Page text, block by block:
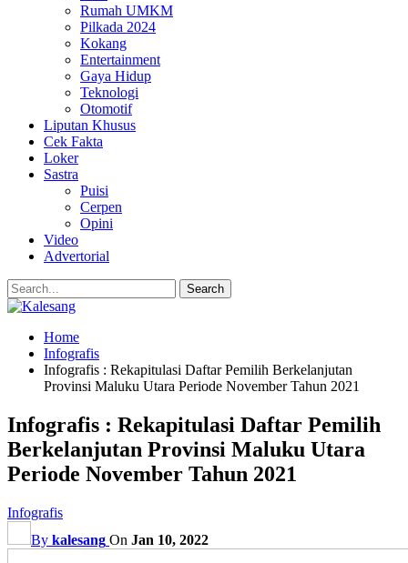
Rumah UMKM
Pilkada 2024
Kokang
Entertainment
Gaya Hidup
Teknologi
Otomotif
Liputan Khusus
Cek Fakta
Loker
Sastra
Puisi
Cerpen
Opini
Video
Advertorial
Home
Infografis
Infografis : Rekapitulasi Daftar Pemilih Berkelanjutan
Provinsi Maluku Utara Periode November Tahun 2021
Infografis : Rekapitulasi Daftar Pemilih
Berkelanjutan Provinsi Maluku Utara
Periode November Tahun 2021
Infografis
By kalesang On Jan 10, 2022